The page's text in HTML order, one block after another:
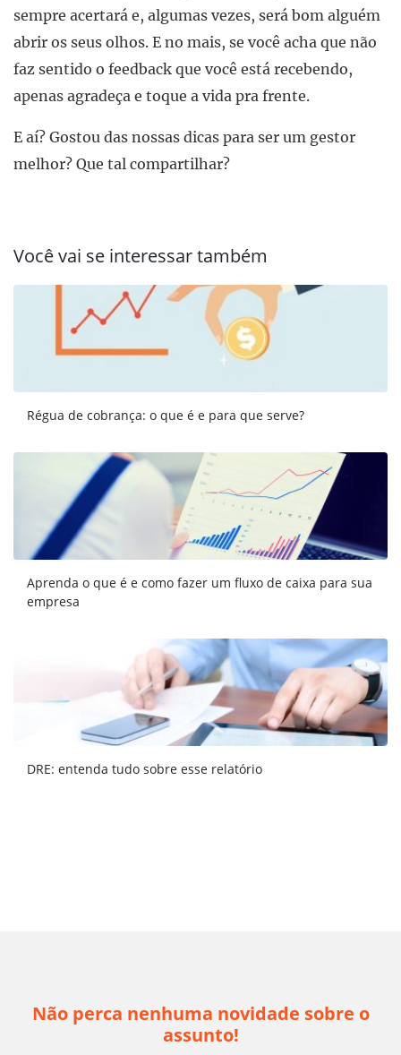
sempre acertará e, algumas vezes, será bom alguém
abrir os seus olhos. E no mais, se você acha que não
faz sentido o feedback que você está recebendo,
apenas agradeça e toque a vida pra frente.
E aí? Gostou das nossas dicas para ser um gestor
melhor? Que tal compartilhar?
Você vai se interessar também
Régua de cobrança: o que é e para que serve?
Aprenda o que é e como fazer um fluxo de caixa para sua
empresa
DRE: entenda tudo sobre esse relatório
Não perca nenhuma novidade sobre o
assunto!